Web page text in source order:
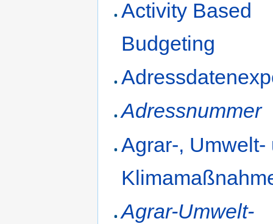
Activity Based
Budgeting
Adressnummer
Agrar-, Umwelt-
Agrar-Umwelt-